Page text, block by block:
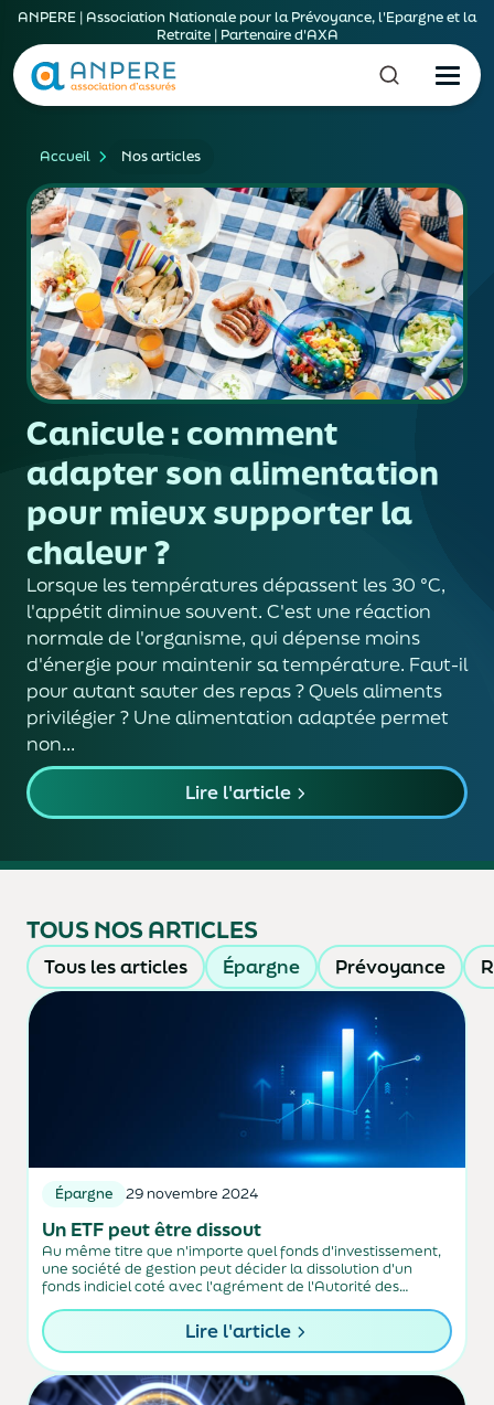
ANPERE | Association Nationale pour la Prévoyance, l'Epargne et la
Retraite | Partenaire d'AXA
Accueil Nos articles
Canicule : comment
adapter son alimentation
pour mieux supporter la
chaleur ?
Lorsque les températures dépassent les 30 °C,
l'appétit diminue souvent. C'est une réaction
normale de l'organisme, qui dépense moins
d'énergie pour maintenir sa température. Faut-il
pour autant sauter des repas ? Quels aliments
privilégier ? Une alimentation adaptée permet
non...
Lire l'article
TOUS NOS ARTICLES
Tous les articles Épargne Prévoyance
Épargne 29 novembre 2024
Un ETF peut être dissout
Au même titre que n'importe quel fonds d'investissement,
une société de gestion peut décider la dissolution d'un
fonds indiciel coté avec l'agrément de l'Autorité des
médiateur du gendarme de la Bourse de...
Lire l'article